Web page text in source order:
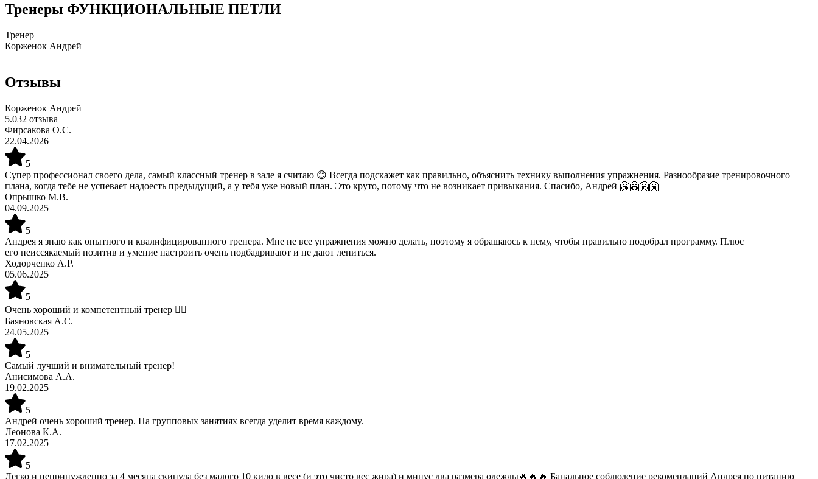
Тренеры ФУНКЦИОНАЛЬНЫЕ ПЕТЛИ
Тренер
Корженок Андрей
Отзывы
Корженок Андрей
5.032 отзыва
Фирсакова О.С.
22.04.2026
5
Супер профессионал своего дела, самый классный тренер в зале я считаю 😊 Всегда подскажет как правильно, объяснить технику выполнения упражнения. Разнообразие тренировочного
плана, когда тебе не успевает надоесть предыдущий, а у тебя уже новый план. Это круто, потому что не возникает привыкания. Спасибо, Андрей 🤗🤗🤗🤗
Опрышко М.В.
04.09.2025
5
Андрея я знаю как опытного и квалифицированного тренера. Мне не все упражнения можно делать, поэтому я обращаюсь к нему, чтобы правильно подобрал программу. Плюс
его неиссякаемый позитив и умение настроить очень подбадривают и не дают лениться.
Ходорченко А.Р.
05.06.2025
5
Очень хороший и компетентный тренер 👍🏻
Баяновская А.С.
24.05.2025
5
Самый лучший и внимательный тренер!
Анисимова А.А.
19.02.2025
5
Андрей очень хороший тренер. На групповых занятиях всегда уделит время каждому.
Леонова К.А.
17.02.2025
5
Легко и непринужденно за 4 месяца скинула без малого 10 кило в весе (и это чисто вес жира) и минус два размера одежды🔥🔥🔥 Банальное соблюдение рекомендаций Андрея по питанию